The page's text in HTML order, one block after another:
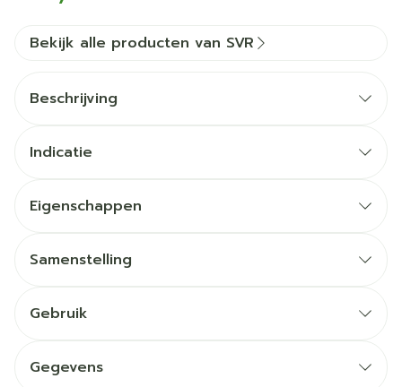
Bekijk alle producten van SVR
Beschrijving
Een exclusief hydraterend complex
Indicatie
Eigenschappen
Samenstelling
De ingrediëntenlijst kan worden gewijzigd, dus
Gebruik
Gegevens